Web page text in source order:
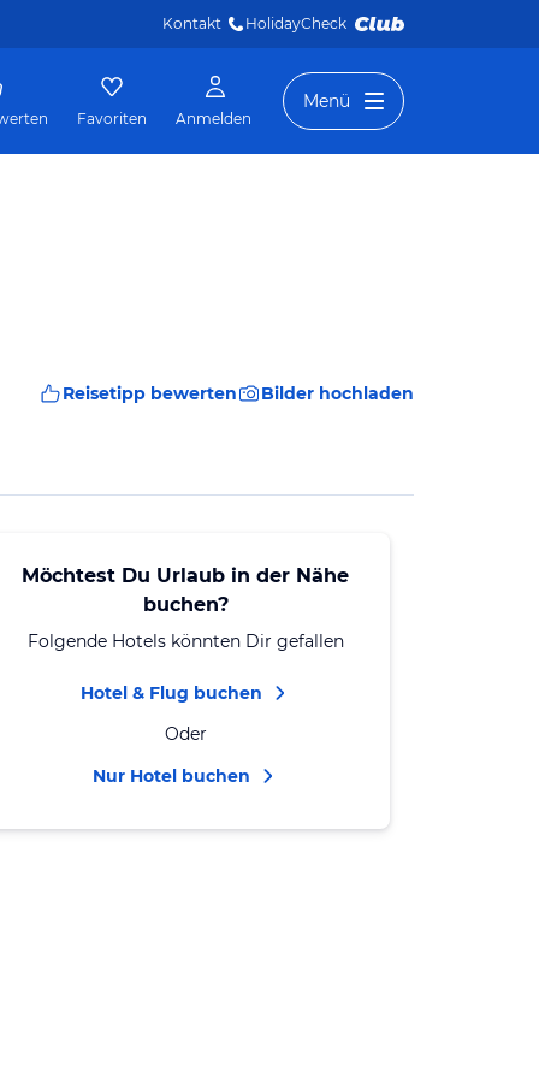
Kontakt HolidayCheck
Favoriten Anmelden
Menü
Reisetipp bewerten Bilder hochladen
Möchtest Du Urlaub in der Nähe
buchen?
Folgende Hotels könnten Dir gefallen
Hotel & Flug buchen
Oder
Nur Hotel buchen